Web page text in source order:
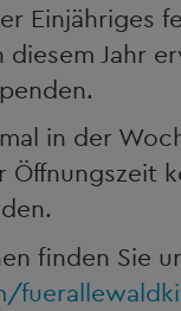
Einjähriges
diesem Jahr
in der
Öffnungszeit
finden Sie